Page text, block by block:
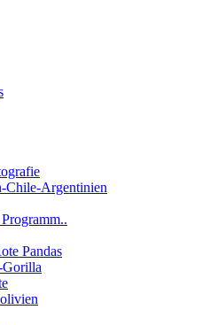
Chile-Argentinien
Pandas
Gorilla